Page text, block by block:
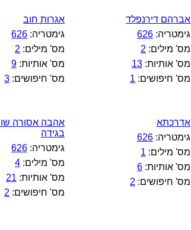
אברהם דירנפלד
גימטריה: 626
מס' מילים: 2
מס' אותיות: 13
מס' חיפושים: 1
אגרות חוב
גימטריה: 626
מס' מילים: 2
מס' אותיות: 9
מס' חיפושים: 3
אדרכתא
גימטריה: 626
מס' מילים: 1
מס' אותיות: 6
מס' חיפושים: 2
אהבה אסורה
בגידה
גימטריה: 626
מס' מילים: 4
מס' אותיות: 21
מס' חיפושים: 2